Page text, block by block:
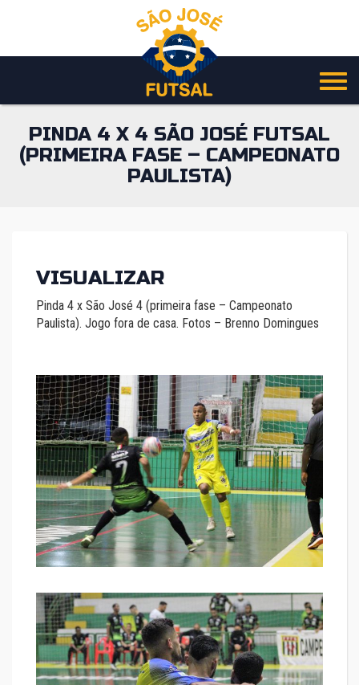
o
PINDA 4 X 4 SÃO JOSÉ FUTSAL
(PRIMEIRA FASE – CAMPEONATO
PAULISTA)
VISUALIZAR
Pinda 4 x São José 4 (primeira fase – Campeonato
Paulista). Jogo fora de casa. Fotos – Brenno Domingues